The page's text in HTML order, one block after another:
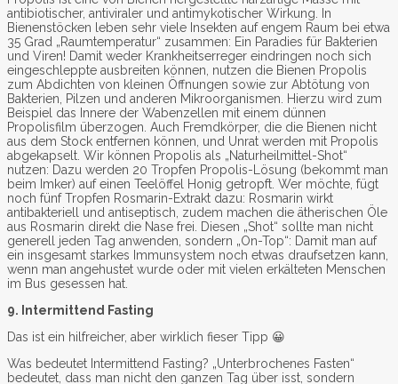
antibiotischer, antiviraler und antimykotischer Wirkung. In
Bienenstöcken leben sehr viele Insekten auf engem Raum bei etwa
35 Grad „Raumtemperatur“ zusammen: Ein Paradies für Bakterien
und Viren! Damit weder Krankheitserreger eindringen noch sich
eingeschleppte ausbreiten können, nutzen die Bienen Propolis
zum Abdichten von kleinen Öffnungen sowie zur Abtötung von
Bakterien, Pilzen und anderen Mikroorganismen. Hierzu wird zum
Beispiel das Innere der Wabenzellen mit einem dünnen
Propolisfilm überzogen. Auch Fremdkörper, die die Bienen nicht
aus dem Stock entfernen können, und Unrat werden mit Propolis
abgekapselt. Wir können Propolis als „Naturheilmittel-Shot“
nutzen: Dazu werden 20 Tropfen Propolis-Lösung (bekommt man
beim Imker) auf einen Teelöffel Honig getropft. Wer möchte, fügt
noch fünf Tropfen Rosmarin-Extrakt dazu: Rosmarin wirkt
antibakteriell und antiseptisch, zudem machen die ätherischen Öle
aus Rosmarin direkt die Nase frei. Diesen „Shot“ sollte man nicht
generell jeden Tag anwenden, sondern „On-Top“: Damit man auf
ein insgesamt starkes Immunsystem noch etwas draufsetzen kann,
wenn man angehustet wurde oder mit vielen erkälteten Menschen
im Bus gesessen hat.
9. Intermittend Fasting
Das ist ein hilfreicher, aber wirklich fieser Tipp 😀
Was bedeutet Intermittend Fasting? „Unterbrochenes Fasten“
bedeutet, dass man nicht den ganzen Tag über isst, sondern